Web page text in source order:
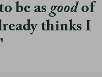
be as goodof
thinks I